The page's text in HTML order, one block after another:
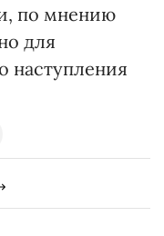
по мнению
для
наступления